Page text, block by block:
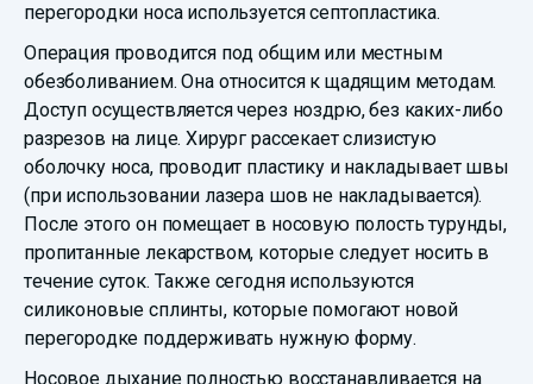
перегородки носа используется септопластика.
Операция проводится под общим или местным
обезболиванием. Она относится к щадящим методам.
Доступ осуществляется через ноздрю, без каких-либо
разрезов на лице. Хирург рассекает слизистую
оболочку носа, проводит пластику и накладывает швы
(при использовании лазера шов не накладывается).
После этого он помещает в носовую полость турунды,
пропитанные лекарством, которые следует носить в
течение суток. Также сегодня используются
силиконовые сплинты, которые помогают новой
перегородке поддерживать нужную форму.
Носовое дыхание полностью восстанавливается на